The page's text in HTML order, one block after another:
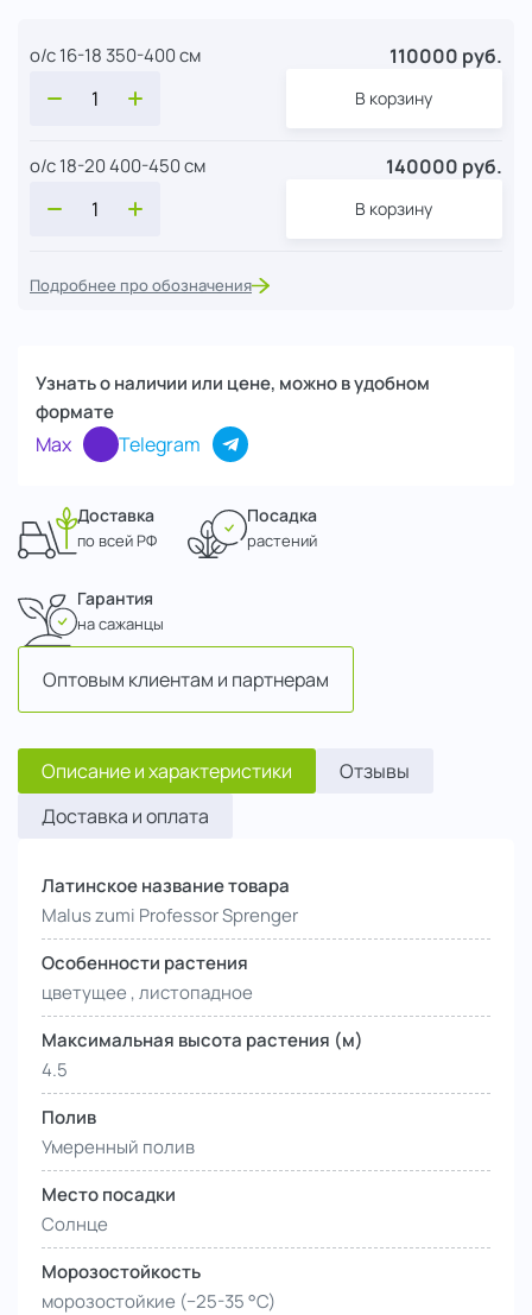
о/с 16-18 350-400 см 110000 руб.
В корзину
о/с 18-20 400-450 см 140000 руб.
В корзину
Подробнее про обозначения
Узнать о наличии или цене, можно в удобном
формате
Max Telegram
Доставка
по всей РФ
Посадка
растений
Гарантия
на сажанцы
Оптовым клиентам и партнерам
Описание и характеристики
Отзывы
Доставка и оплата
Латинское название товара
Malus zumi Professor Sprenger
Особенности растения
цветущее , листопадное
Максимальная высота растения (м)
4.5
Полив
Умеренный полив
Место посадки
Солнце
Морозостойкость
морозостойкие (−25-35 °С)